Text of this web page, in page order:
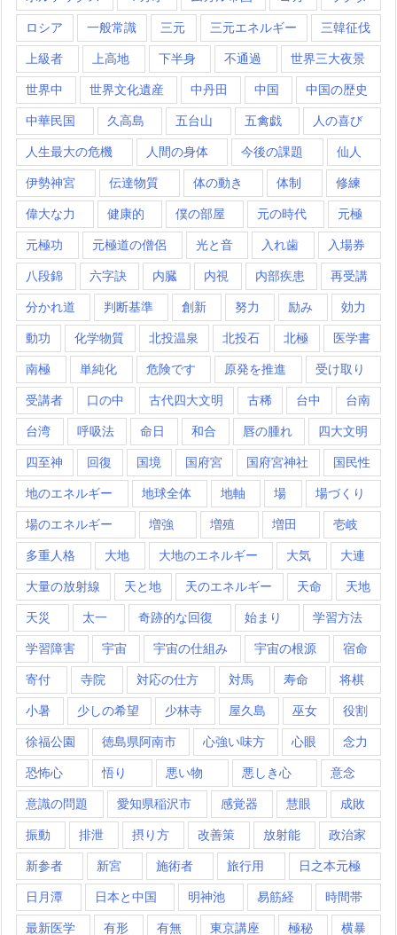
ロシア 一般常識 三元 三元エネルギー 三韓征伐
上級者 上高地 下半身 不通過 世界三大夜景
世界中 世界文化遺産 中丹田 中国 中国の歴史
中華民国 久高島 五台山 五禽戯 人の喜び
人生最大の危機 人間の身体 今後の課題 仙人
伊勢神宮 伝達物質 体の動き 体制 修練
偉大な力 健康的 僕の部屋 元の時代 元極
元極功 元極道の僧侶 光と音 入れ歯 入場券
八段錦 六字訣 内臓 内視 内部疾患 再受講
分かれ道 判断基準 創新 努力 励み 効力
動功 化学物質 北投温泉 北投石 北極 医学書
南極 単純化 危険です 原発を推進 受け取り
受講者 口の中 古代四大文明 古稀 台中 台南
台湾 呼吸法 命日 和合 唇の腫れ 四大文明
四至神 回復 国境 国府宮 国府宮神社 国民性
地のエネルギー 地球全体 地軸 場 場づくり
場のエネルギー 増強 増殖 増田 壱岐
多重人格 大地 大地のエネルギー 大気 大連
大量の放射線 天と地 天のエネルギー 天命 天地
天災 太一 奇跡的な回復 始まり 学習方法
学習障害 宇宙 宇宙の仕組み 宇宙の根源 宿命
寄付 寺院 対応の仕方 対馬 寿命 将棋
小暑 少しの希望 少林寺 屋久島 巫女 役割
徐福公園 徳島県阿南市 心強い味方 心眼 念力
恐怖心 悟り 悪い物 悪しき心 意念
意識の問題 愛知県稲沢市 感覚器 慧眼 成敗
振動 排泄 摂り方 改善策 放射能 政治家
新参者 新宮 施術者 旅行用 日之本元極
日月潭 日本と中国 明神池 易筋経 時間帯
最新医学 有形 有無 東京講座 極秘 横暴